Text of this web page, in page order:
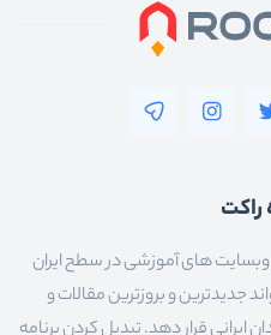
راکت
وبسایت های آموزشی در سطح ایران
جدیدترین و بروزترین مقالات و